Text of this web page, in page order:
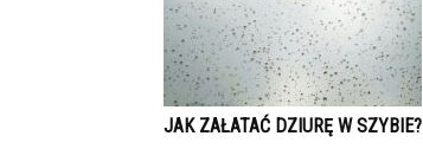
JAK ZAŁATAĆ DZIURĘ W SZYBIE?